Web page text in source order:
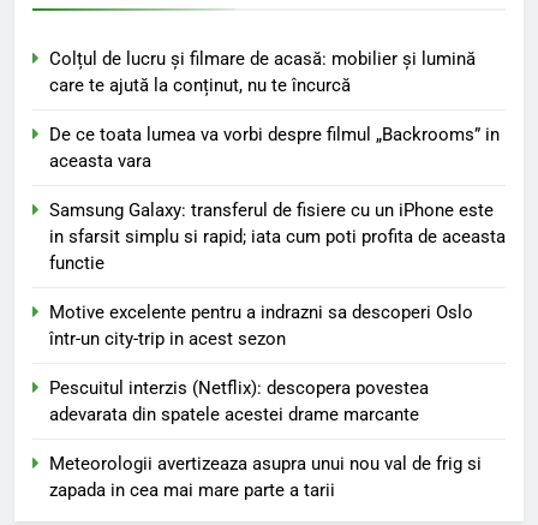
Colțul de lucru și filmare de acasă: mobilier și lumină
care te ajută la conținut, nu te încurcă
De ce toata lumea va vorbi despre filmul „Backrooms” in
aceasta vara
Samsung Galaxy: transferul de fisiere cu un iPhone este
in sfarsit simplu si rapid; iata cum poti profita de aceasta
functie
Motive excelente pentru a indrazni sa descoperi Oslo
într-un city-trip in acest sezon
Pescuitul interzis (Netflix): descopera povestea
adevarata din spatele acestei drame marcante
Meteorologii avertizeaza asupra unui nou val de frig si
zapada in cea mai mare parte a tarii